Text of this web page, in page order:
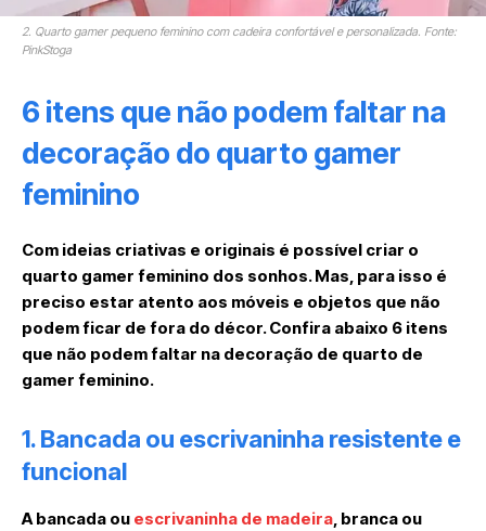
2. Quarto gamer pequeno feminino com cadeira confortável e personalizada. Fonte:
PinkStoga
6 itens que não podem faltar na
decoração do quarto gamer
feminino
Com ideias criativas e originais é possível criar o
quarto gamer feminino dos sonhos. Mas, para isso é
preciso estar atento aos móveis e objetos que não
podem ficar de fora do décor. Confira abaixo 6 itens
que não podem faltar na decoração de quarto de
gamer feminino.
1. Bancada ou escrivaninha resistente e
funcional
A bancada ou escrivaninha de madeira, branca ou